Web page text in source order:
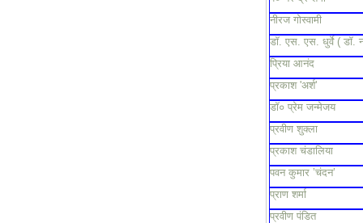
नीरज गोस्वामी
डॉ. एस. एस. धुर्वे ( डॉ.
प्रिया आनंद
प्रकाश 'अर्श'
डॉ० प्रेम जन्मेजय
प्रवीण शुक्ला
प्रकाश चंडालिया
पवन कुमार ’चंदन’
प्राण शर्मा
प्रवीण पंडित